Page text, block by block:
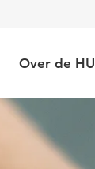
Over de HU